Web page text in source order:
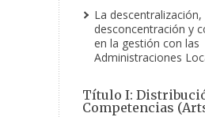
La descentralización,
desconcentración y
en la gestión con las
Administraciones
Título I:
Competencias